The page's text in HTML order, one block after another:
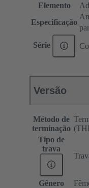
Elemento
Especificação
Série
Versão
Método de
terminação
Tipo de
trava
Gênero